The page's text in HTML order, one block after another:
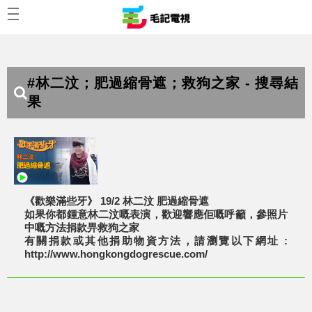
#林二汶；肥過縮骨遮；救狗之家 - 搜尋結
果
《歡樂滿些牙》 19/2 林二汶 肥過縮骨遮
如果你都鍾意林二汶嘅表演，歡迎響應佢嘅呼籲，參照片
中嘅方法捐款畀救狗之家
有關捐款或其他捐助物資方法，請瀏覽以下網址 :
http://www.hongkongdogrescue.com/